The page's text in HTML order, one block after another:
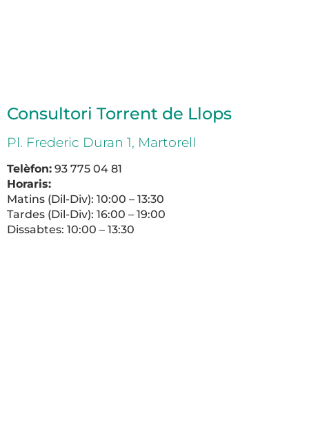
Consultori Torrent de Llops
Pl. Frederic Duran 1, Martorell
Telèfon: 93 775 04 81
Horaris:
Matins (Dil-Div): 10:00 – 13:30
Tardes (Dil-Div): 16:00 – 19:00
Dissabtes: 10:00 – 13:30